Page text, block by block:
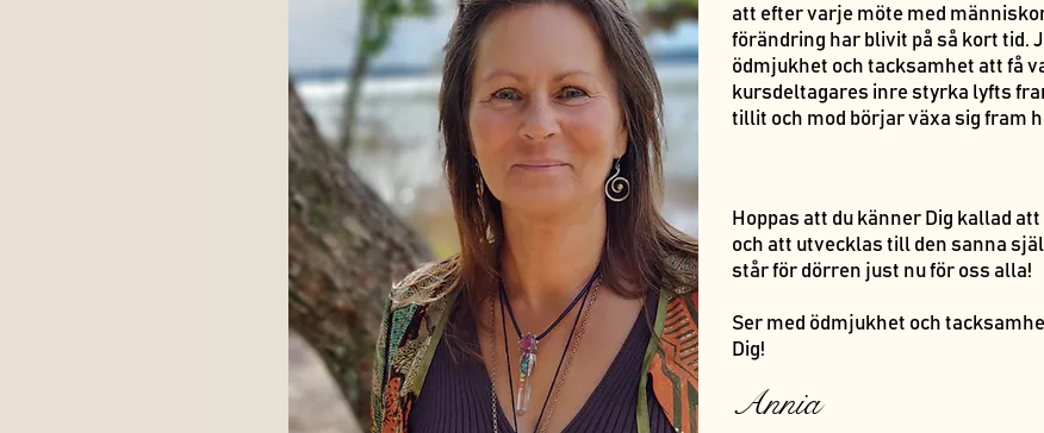
att efter varje möte med
förändring har blivit på så kort tid.
ödmjukhet och tacksamhet att få
kursdeltagares inre styrka lyfts
tillit och mod börjar växa sig fram
Hoppas att du känner Dig kallad
och att utvecklas till den sanna
står för dörren just nu för oss alla!
Ser med ödmjukhet och
Dig!
Annia